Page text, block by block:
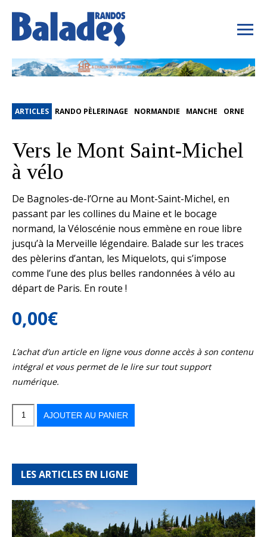
ARTICLES RANDO PÈLERINAGE NORMANDIE MANCHE ORNE
Vers le Mont Saint-Michel
à vélo
De Bagnoles-de-l’Orne au Mont-Saint-Michel, en
passant par les collines du Maine et le bocage
normand, la Véloscénie nous emmène en roue libre
jusqu’à la Merveille légendaire. Balade sur les traces
des pèlerins d’antan, les Miquelots, qui s’impose
comme l’une des plus belles randonnées à vélo au
départ de Paris. En route !
0,00€
L’achat d’un article en ligne vous donne accès à son contenu
intégral et vous permet de le lire sur tout support
numérique.
quantité
Michel
AJOUTER AU PANIER
LES ARTICLES EN LIGNE